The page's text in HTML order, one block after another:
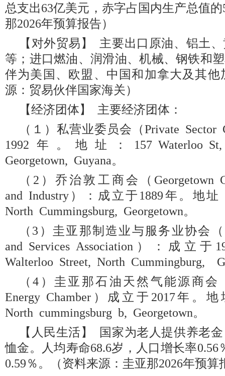
总支出63亿美元，赤字占国内生产总值
那2026年预算报告）
【对外贸易】 主要出口原油、铝土
等；进口燃油、润滑油、机械、钢铁和
伴为美国、欧盟、中国和加拿大及其
源：贸易伙伴国家海关）
【经济团体】 主要经济团体：
（１）私营业委员会（Private Sector
1992年。地址：157 Waterloo St,
Georgetown, Guyana。
（2）乔治敦工商会（Georgetown
and Industry）：成立于1889年。地址
North Cummingsburg, Georgetown。
（3）圭亚那制造业与服务业协会
and Services Association）：成立
Walterloo Street, North Cummingburg,
（4）圭亚那石油天然气能源商会
Energy Chamber）成立于2017年。
North cummingsburg b, Georgetown。
【人民生活】 国家为老人提供养老
恤金。人均寿命68.6岁，人口增长率
0.59％。（资料来源：圭亚那2026年预算